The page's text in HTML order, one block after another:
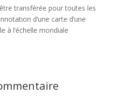
transférée pour toutes les
d’une carte d’une
à l’échelle mondiale